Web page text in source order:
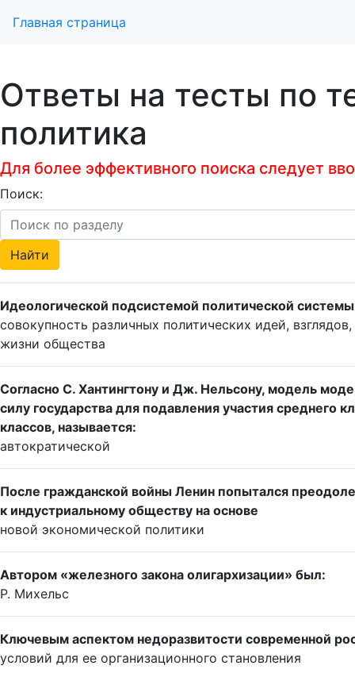
Главная страница
Ответы на тесты по
политика
Для более эффективного поиска следует
Поиск:
Идеологической подсистемой политической
совокупность различных политических идей,
жизни общества
Согласно С. Хантингтону и Дж. Нельсону, модель
силу государства для подавления участия среднего
классов, называется:
автократической
После гражданской войны Ленин попытался
к индустриальному обществу на основе
новой экономической политики
Автором «железного закона олигархизации» был:
Р. Михельс
Ключевым аспектом недоразвитости современной
условий для ее организационного становления